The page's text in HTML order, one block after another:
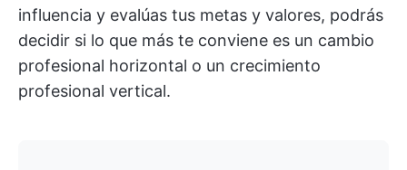
influencia y evalúas tus metas y valores, podrás
decidir si lo que más te conviene es un cambio
profesional horizontal o un crecimiento
profesional vertical.